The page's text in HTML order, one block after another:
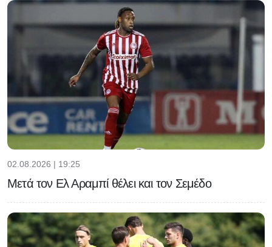
02.08.2026 | 19:25
Μετά τον Ελ Αραμπί θέλει και τον Σεμέδο